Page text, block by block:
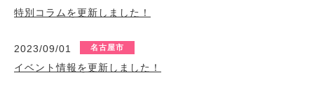
特別コラムを更新しました！
2023/09/01 名古屋市
イベント情報を更新しました！